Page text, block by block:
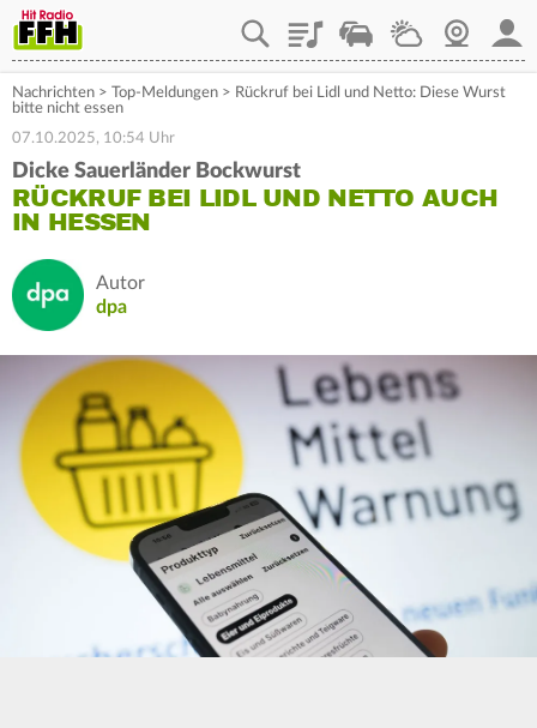
PlaylistStaupilotWetterWebcam
Nachrichten > Top-Meldungen > Rückruf bei Lidl und Netto: Diese Wurst
bitte nicht essen
07.10.2025, 10:54 Uhr
Dicke Sauerländer Bockwurst
RÜCKRUF BEI LIDL UND NETTO AUCH
IN HESSEN
Autor
dpa